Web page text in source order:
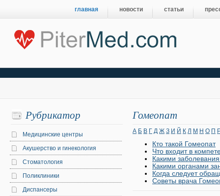
главная новости статьи
Гомеопат
А Б В Г Д Ж З И Й К Л М Н О П
Кто такой Гомеопат
Что входит в
Какими
Какими органами
Когда следует
Советы врача
Рубрикатор
Медицинские центры
Акушерство и гинекология
Стоматология
Поликлиники
Диспансеры